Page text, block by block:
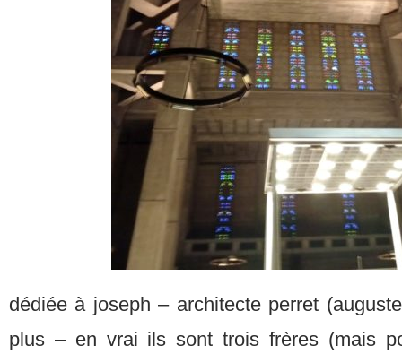
dédiée à joseph – architecte perret
plus – en vrai ils sont trois frères (mais